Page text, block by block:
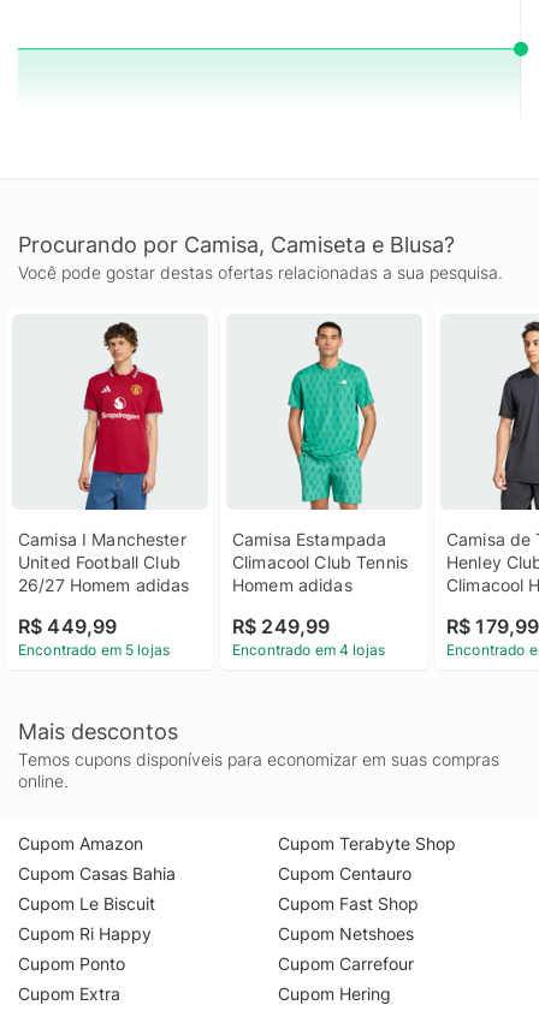
Procurando por Camisa, Camiseta e Blusa?
Você pode gostar destas ofertas relacionadas a sua pesquisa.
Camisa I Manchester
United Football Club
26/27 Homem adidas
R$ 449,99
Encontrado em 5 lojas
Camisa Estampada
Climacool Club Tennis
Homem adidas
R$ 249,99
Encontrado em 4 lojas
Camisa de
Henley
Climacool
R$ 179,99
Encontrado
Mais descontos
Temos cupons disponíveis para economizar em suas compras
online.
Cupom Amazon
Cupom Casas Bahia
Cupom Le Biscuit
Cupom Ri Happy
Cupom Ponto
Cupom Extra
Cupom Terabyte Shop
Cupom Centauro
Cupom Fast Shop
Cupom Netshoes
Cupom Carrefour
Cupom Hering